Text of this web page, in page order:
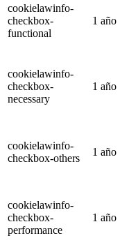
cookielawinfo-
checkbox-
functional
1 año
cookielawinfo-
checkbox-
necessary
1 año
cookielawinfo-
checkbox-others
1 año
cookielawinfo-
checkbox-
performance
1 año